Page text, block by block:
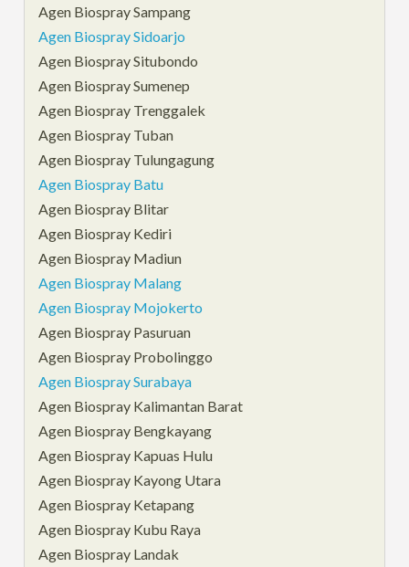
Agen Biospray Sampang
Agen Biospray Sidoarjo
Agen Biospray Situbondo
Agen Biospray Sumenep
Agen Biospray Trenggalek
Agen Biospray Tuban
Agen Biospray Tulungagung
Agen Biospray Batu
Agen Biospray Blitar
Agen Biospray Kediri
Agen Biospray Madiun
Agen Biospray Malang
Agen Biospray Mojokerto
Agen Biospray Pasuruan
Agen Biospray Probolinggo
Agen Biospray Surabaya
Agen Biospray Kalimantan Barat
Agen Biospray Bengkayang
Agen Biospray Kapuas Hulu
Agen Biospray Kayong Utara
Agen Biospray Ketapang
Agen Biospray Kubu Raya
Agen Biospray Landak